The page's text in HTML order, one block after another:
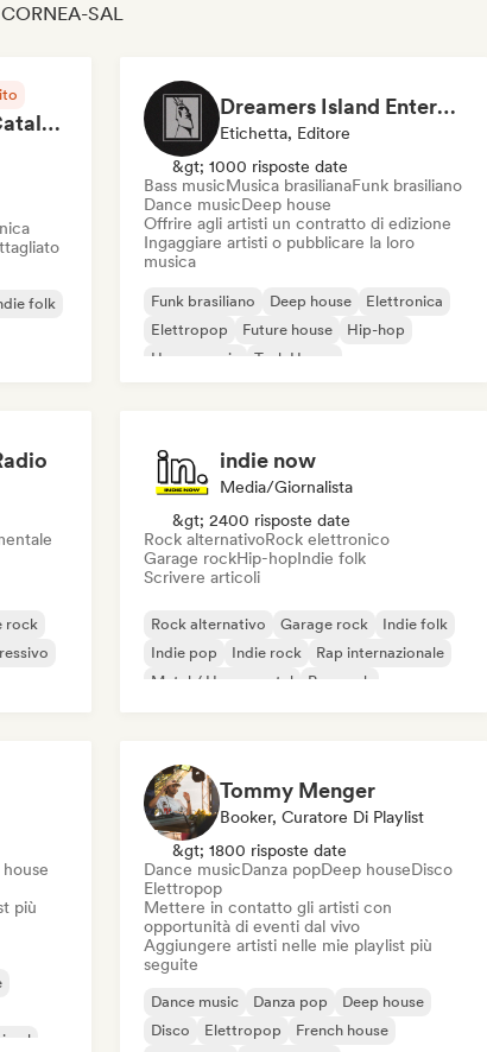
SAL
Rob Tavaglione/Catalyst Recording
folk
Dreamers Island Entertainment
Etichetta, Editore
&gt; 1000 risposte date
Bass musicMusica brasilianaFunk brasiliano
Dance musicDeep house
Offrire agli artisti un contratto di edizione
Ingaggiare artisti o pubblicare la loro
musica
Funk brasiliano Deep house
Elettronica
Elettropop
Future house
Hip-hop
House music
Tech House
rock
indie now
Media/Giornalista
&gt; 2400 risposte date
Rock alternativoRock elettronico
Garage rockHip-hopIndie folk
Scrivere articoli
Rock alternativo Garage rock
Indie folk
Indie pop
Indie rock
Rap internazionale
Metal / Heavy metal
Pop rock
più
Tommy Menger
Booker, Curatore Di Playlist
&gt; 1800 risposte date
Dance musicDanza popDeep houseDisco
Elettropop
Mettere in contatto gli artisti con
opportunità di eventi dal vivo
Aggiungere artisti nelle mie playlist più
seguite
Dance music Danza pop
Deep house
Disco
Elettropop
French house